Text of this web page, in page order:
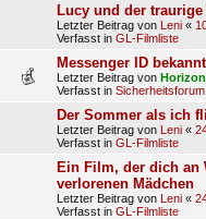
Lucy und der traurige
Letzter Beitrag von Leni «
Verfasst in GL-Filmliste
Messenger ID
Letzter Beitrag von
Verfasst in Sicherheitsforum
Der Sommer als ich
Letzter Beitrag von Leni «
Verfasst in GL-Filmliste
Ein Film, der dich an
verlorenen Mädchen
Letzter Beitrag von Leni «
Verfasst in GL-Filmliste